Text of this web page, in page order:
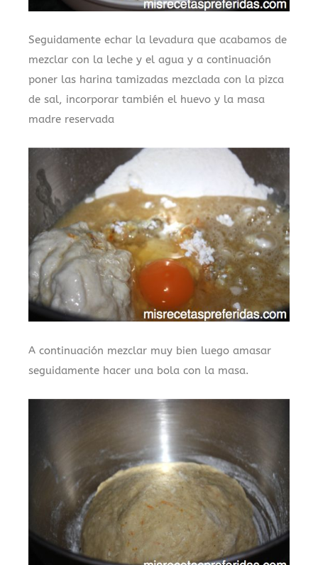
Seguidamente echar la levadura que acabamos de
mezclar con la leche y el agua y a continuación
poner las harina tamizadas mezclada con la pizca
de sal, incorporar también el huevo y la masa
madre reservada
A continuación mezclar muy bien luego amasar
seguidamente hacer una bola con la masa.